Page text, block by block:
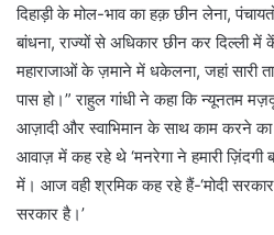
दिहाड़ी के मोल-भाव का हक़ छीन लेना,
बांधना, राज्यों से अधिकार छीन कर दिल्ली
महाराजाओं के ज़माने में धकेलना, जहां सारी
पास हो।” राहुल गांधी ने कहा कि न्यूनतम
आज़ादी और स्वाभिमान के साथ काम करने
आवाज़ में कह रहे थे ‘मनरेगा ने हमारी
में। आज वही श्रमिक कह रहे हैं-‘मोदी
सरकार है।’